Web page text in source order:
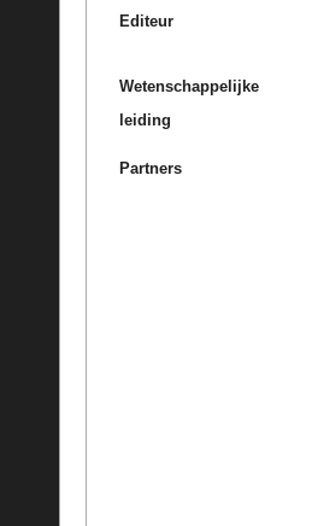
Editeur
Wetenschappelijke
leiding
Partners